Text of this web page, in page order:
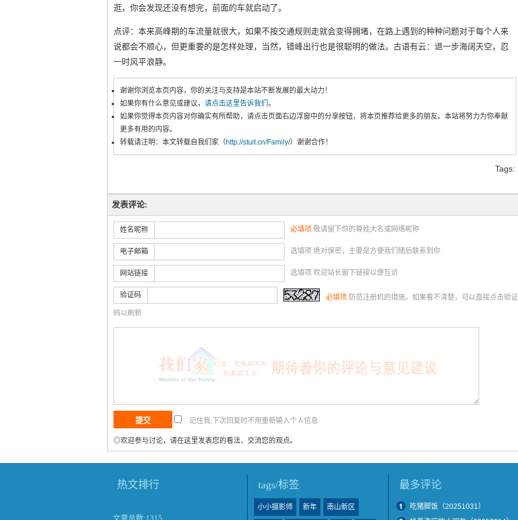
逛，你会发现还没有想完，前面的车就启动了。
点评：本来高峰期的车流量就很大，如果不按交通规则走就会变得拥堵，在路上遇到的种种问题对于每个人来
说都会不顺心，但更重要的是怎样处理，当然，错峰出行也是很聪明的做法。古语有云：退一步海阔天空，忍
一时风平浪静。
谢谢你浏览本页内容，你的关注与支持是本站不断发展的最大动力！
如果你有什么意见或建议， 请点击这里告诉我们 。
如果你觉得本页内容对你确实有所帮助，请点击页面右边浮窗中的分享按钮，将本页推荐给更多的朋友。本站将努力为你奉献
更多有用的内容。
转载请注明：本文转载自我们家（http://stuit.cn/Family/）谢谢合作！
Tags:
发表评论:
姓名昵称 必填项 敬请留下你的尊姓大名或网络昵称
电子邮箱 选填项 绝对保密，主要是方便我们随后联系到你
网站链接 选填项 欢迎站长留下链接以便互访
验证码 必填项 防范注册机的措施。如果看不清楚，可以直接点击验证
码以刷新
记住我,下次回复时不用重新输入个人信息
◎欢迎参与讨论，请在这里发表您的看法、交流您的观点。
热文排行
文章总数:1315
tags/标签
小小摄影师 新年 南山新区
最多评论
吃猪脚饭（20251031）